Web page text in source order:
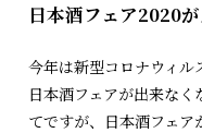
日本酒フェア2020
今年は新型コロナウィ
日本酒フェアが出来な
てですが、日本酒フェ